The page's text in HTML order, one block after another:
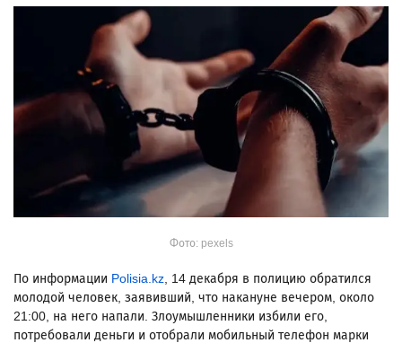
Фото: pexels
По информации Polisia.kz, 14 декабря в полицию обратился
молодой человек, заявивший, что накануне вечером, около
21:00, на него напали. Злоумышленники избили его,
потребовали деньги и отобрали мобильный телефон марки